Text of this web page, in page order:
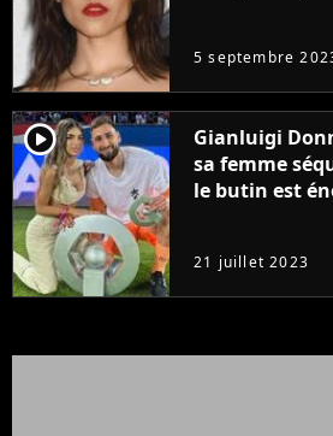
5 septembre
player2
Gianluigi
sa femme
le butin est
21 juillet 2023